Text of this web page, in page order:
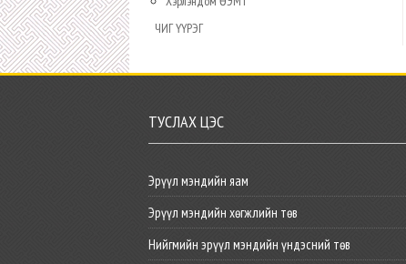
ЧИГ ҮҮРЭГ
ТУСЛАХ ЦЭС
Эрүүл мэндийн яам
Эрүүл мэндийн хөгжлийн төв
Нийгмийн эрүүл мэндийн үндэсний төв